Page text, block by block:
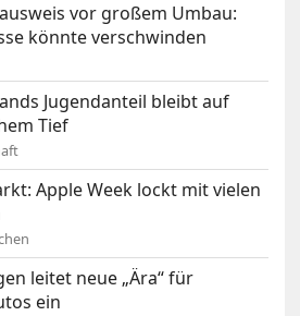
vor großem Umbau:
könnte verschwinden
Jugendanteil bleibt auf
Tief
Apple Week lockt mit vielen
leitet neue „Ära“ für
ein